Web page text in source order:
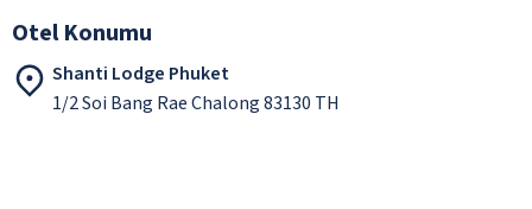
Otel Konumu
Shanti Lodge Phuket
1/2 Soi Bang Rae Chalong 83130 TH